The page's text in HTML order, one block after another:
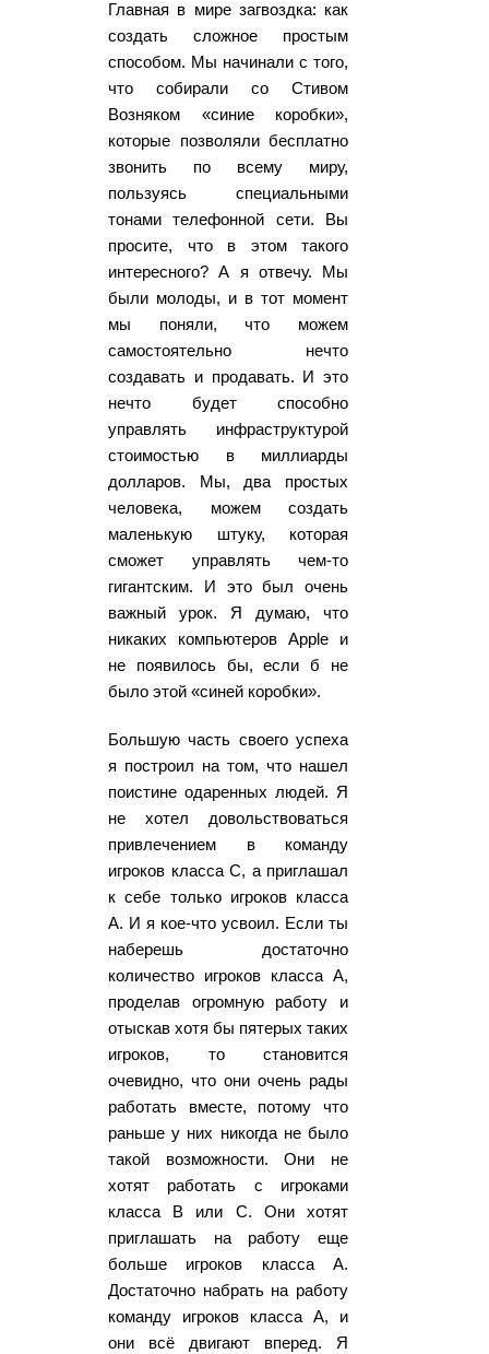
Главная в мире загвоздка: как
создать сложное простым
способом. Мы начинали с того,
что собирали со Стивом
Возняком «синие коробки»,
которые позволяли бесплатно
звонить по всему миру,
пользуясь специальными
тонами телефонной сети. Вы
просите, что в этом такого
интересного? А я отвечу. Мы
были молоды, и в тот момент
мы поняли, что можем
самостоятельно нечто
создавать и продавать. И это
нечто будет способно
управлять инфраструктурой
стоимостью в миллиарды
долларов. Мы, два простых
человека, можем создать
маленькую штуку, которая
сможет управлять чем-то
гигантским. И это был очень
важный урок. Я думаю, что
никаких компьютеров Apple и
не появилось бы, если б не
было этой «синей коробки».
Большую часть своего успеха
я построил на том, что нашел
поистине одаренных людей. Я
не хотел довольствоваться
привлечением в команду
игроков класса С, а приглашал
к себе только игроков класса
А. И я кое-что усвоил. Если ты
наберешь достаточно
количество игроков класса А,
проделав огромную работу и
отыскав хотя бы пятерых таких
игроков, то становится
очевидно, что они очень рады
работать вместе, потому что
раньше у них никогда не было
такой возможности. Они не
хотят работать с игроками
класса В или С. Они хотят
приглашать на работу еще
больше игроков класса А.
Достаточно набрать на работу
команду игроков класса А, и
они всё двигают вперед. Я